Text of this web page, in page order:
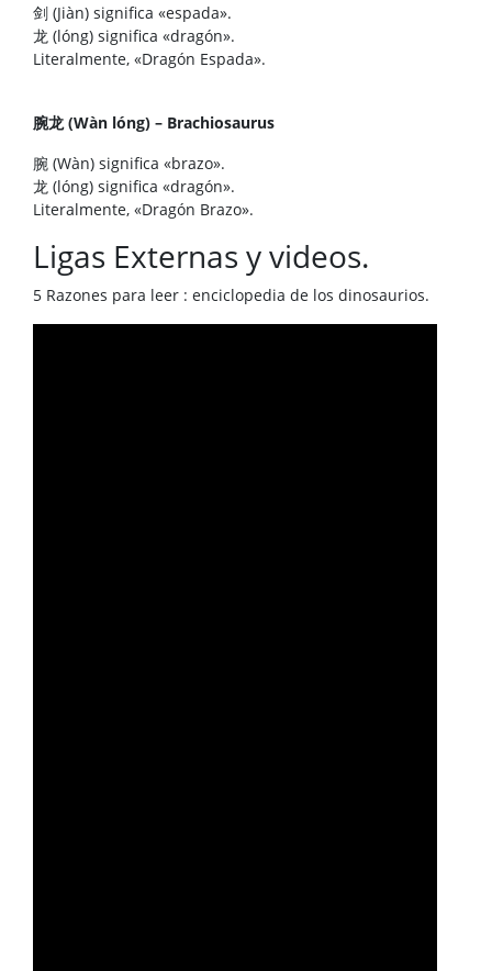
剑 (Jiàn) significa «espada».
龙 (lóng) significa «dragón».
Literalmente, «Dragón Espada».
腕龙 (Wàn lóng) – Brachiosaurus
腕 (Wàn) significa «brazo».
龙 (lóng) significa «dragón».
Literalmente, «Dragón Brazo».
Ligas Externas y videos.
5 Razones para leer : enciclopedia de los dinosaurios.